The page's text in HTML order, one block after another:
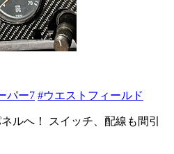
パー7 #ウエストフィールド
ルへ！ スイッチ、配線も間引